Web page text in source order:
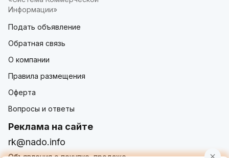
Информации»
Подать объявление
Обратная связь
О компании
Правила размещения
Оферта
Вопросы и ответы
Реклама на сайте
rk@nado.info